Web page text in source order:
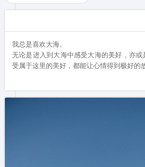
我总是喜欢大海。
无论是进入到大海中感受大海的美好，亦
受属于这里的美好，都能让心情得到极好的